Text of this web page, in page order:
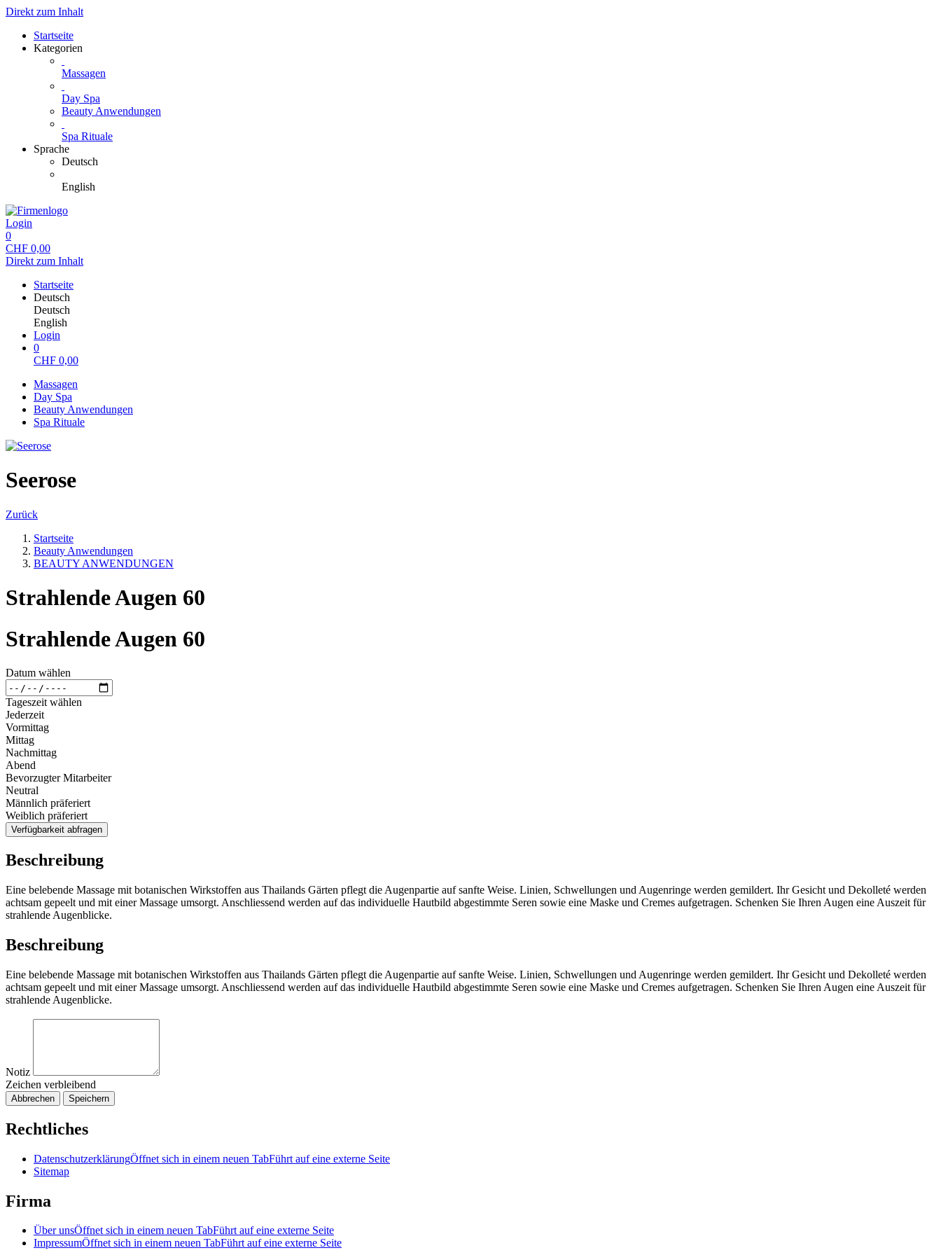
Direkt zum Inhalt
Startseite
Kategorien
Massagen
Day Spa
Beauty Anwendungen
Spa Rituale
Sprache
Deutsch
English
Login
0
CHF 0,00
Direkt zum Inhalt
Startseite
Deutsch
Deutsch
English
Login
0
CHF 0,00
Massagen
Day Spa
Beauty Anwendungen
Spa Rituale
Seerose
Zurück
Startseite
Beauty Anwendungen
BEAUTY ANWENDUNGEN
Strahlende Augen 60
Strahlende Augen 60
Datum wählen
Tageszeit wählen
Jederzeit
Vormittag
Mittag
Nachmittag
Abend
Bevorzugter Mitarbeiter
Neutral
Männlich präferiert
Weiblich präferiert
Verfügbarkeit abfragen
Beschreibung
Eine belebende Massage mit botanischen Wirkstoffen aus Thailands Gärten pflegt die Augenpartie auf sanfte Weise. Linien, Schwellungen und Augenringe werden gemildert. Ihr Gesicht und Dekolleté werden
achtsam gepeelt und mit einer Massage umsorgt. Anschliessend werden auf das individuelle Hautbild abgestimmte Seren sowie eine Maske und Cremes aufgetragen. Schenken Sie Ihren Augen eine Auszeit für
strahlende Augenblicke.
Beschreibung
Eine belebende Massage mit botanischen Wirkstoffen aus Thailands Gärten pflegt die Augenpartie auf sanfte Weise. Linien, Schwellungen und Augenringe werden gemildert. Ihr Gesicht und Dekolleté werden
achtsam gepeelt und mit einer Massage umsorgt. Anschliessend werden auf das individuelle Hautbild abgestimmte Seren sowie eine Maske und Cremes aufgetragen. Schenken Sie Ihren Augen eine Auszeit für
strahlende Augenblicke.
Notiz
Zeichen verbleibend
Abbrechen Speichern
Rechtliches
DatenschutzerklärungÖffnet sich in einem neuen TabFührt auf eine externe Seite
Sitemap
Firma
Über unsÖffnet sich in einem neuen TabFührt auf eine externe Seite
ImpressumÖffnet sich in einem neuen TabFührt auf eine externe Seite